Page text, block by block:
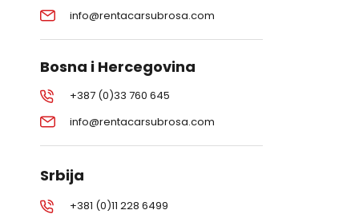
info@rentacarsubrosa.com
Bosna i Hercegovina
+387 (0)33 760 645
info@rentacarsubrosa.com
Srbija
+381 (0)11 228 6499